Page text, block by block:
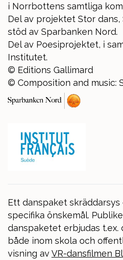
i Norrbottens samtliga
Del av projektet Stor
stöd av Sparbanken Nord.
Del av Poesiprojektet, i
Institutet.
© Editions Gallimard
© Composition and music:
Ett danspaket
specifika önskemål.
danspaketet erbjudas t.ex.
både inom skola och
visning av VR-dansfilmen